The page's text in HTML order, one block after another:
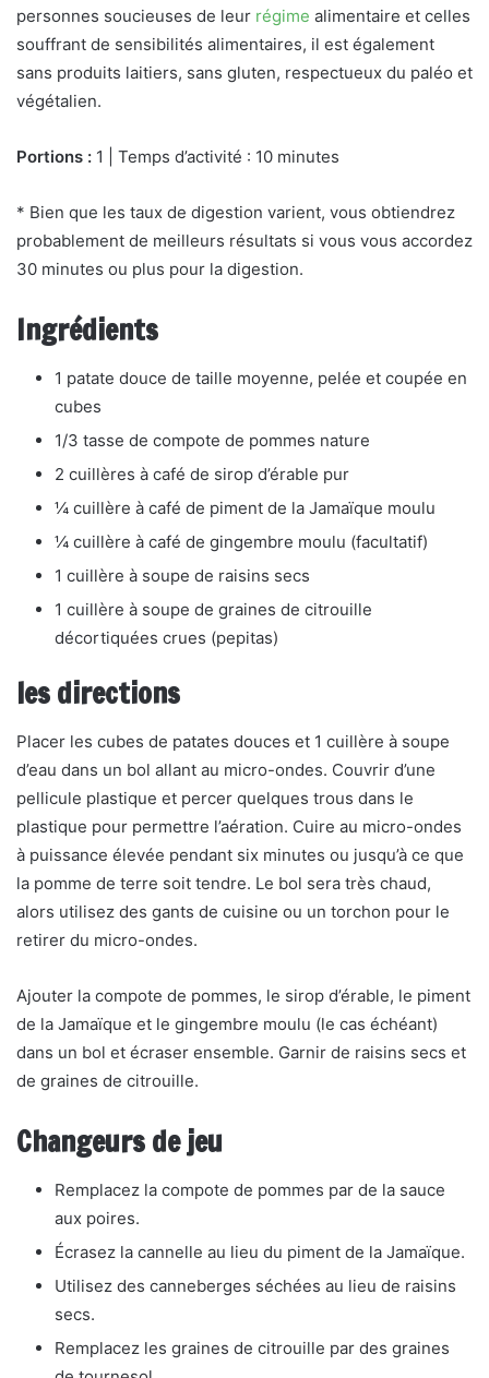
personnes soucieuses de leur régime alimentaire et celles
souffrant de sensibilités alimentaires, il est également
sans produits laitiers, sans gluten, respectueux du paléo et
végétalien.
Portions : 1 | Temps d’activité : 10 minutes
* Bien que les taux de digestion varient, vous obtiendrez
probablement de meilleurs résultats si vous vous accordez
30 minutes ou plus pour la digestion.
Ingrédients
1 patate douce de taille moyenne, pelée et coupée en
cubes
1/3 tasse de compote de pommes nature
2 cuillères à café de sirop d’érable pur
¼ cuillère à café de piment de la Jamaïque moulu
¼ cuillère à café de gingembre moulu (facultatif)
1 cuillère à soupe de raisins secs
1 cuillère à soupe de graines de citrouille
décortiquées crues (pepitas)
les directions
Placer les cubes de patates douces et 1 cuillère à soupe
d’eau dans un bol allant au micro-ondes. Couvrir d’une
pellicule plastique et percer quelques trous dans le
plastique pour permettre l’aération. Cuire au micro-ondes
à puissance élevée pendant six minutes ou jusqu’à ce que
la pomme de terre soit tendre. Le bol sera très chaud,
alors utilisez des gants de cuisine ou un torchon pour le
retirer du micro-ondes.
Ajouter la compote de pommes, le sirop d’érable, le piment
de la Jamaïque et le gingembre moulu (le cas échéant)
dans un bol et écraser ensemble. Garnir de raisins secs et
de graines de citrouille.
Changeurs de jeu
Remplacez la compote de pommes par de la sauce
aux poires.
Écrasez la cannelle au lieu du piment de la Jamaïque.
Utilisez des canneberges séchées au lieu de raisins
secs.
Remplacez les graines de citrouille par des graines